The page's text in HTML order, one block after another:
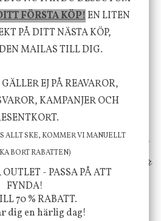
415 kr
INFO KÖP
känsla, upplevelse och
dig och ditt hem! Med
och dess färgpalett
utvalda produkter som
och ger det lilla extra för
ditt välmående!
FÖRSTA KÖP!EN LITEN
PÅ DITT NÄSTA KÖP,
MAILAS TILL DIG.
EJ PÅ REAVAROR,
KAMPANJER OCH
ALLT SKE, KOMMER VI MANUELLT
BORT RABATTEN)
- PASSA PÅ ATT
FYNDA!
70 % RABATT.
dig en härlig dag!